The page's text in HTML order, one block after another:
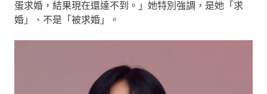
蛋求婚，結果現在還達不到。」她特別強調，是她「求
婚」、不是「被求婚」。